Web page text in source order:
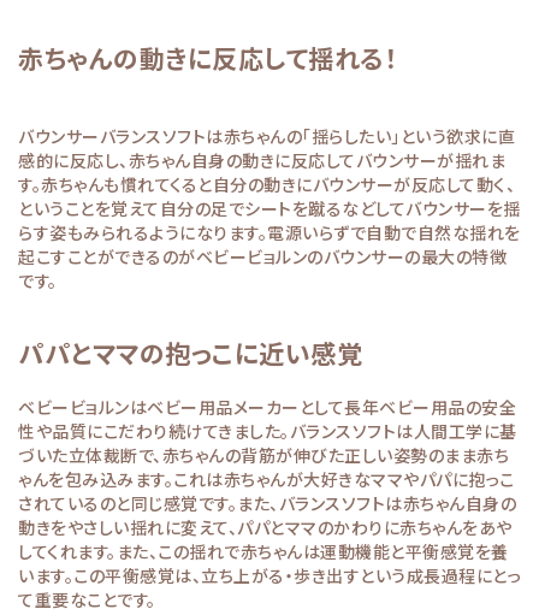
赤ちゃんの動きに反応して揺れる！
バウンサーバランスソフトは赤ちゃんの「揺らしたい」という欲求に直
感的に反応し、赤ちゃん自身の動きに反応してバウンサーが揺れま
す。赤ちゃんも慣れてくると自分の動きにバウンサーが反応して動く、
ということを覚えて自分の足でシートを蹴るなどしてバウンサーを揺
らす姿もみられるようになります。電源いらずで自動で自然な揺れを
起こすことができるのがベビービョルンのバウンサーの最大の特徴
です。
パパとママの抱っこに近い感覚
ベビービョルンはベビー用品メーカーとして長年ベビー用品の安全
性や品質にこだわり続けてきました。バランスソフトは人間工学に基
づいた立体裁断で、赤ちゃんの背筋が伸びた正しい姿勢のまま赤ち
ゃんを包み込みます。これは赤ちゃんが大好きなママやパパに抱っこ
されているのと同じ感覚です。また、バランスソフトは赤ちゃん自身の
動きをやさしい揺れに変えて、パパとママのかわりに赤ちゃんをあや
してくれます。また、この揺れで赤ちゃんは運動機能と平衡感覚を養
います。この平衡感覚は、立ち上がる・歩き出すという成長過程にとっ
て重要なことです。